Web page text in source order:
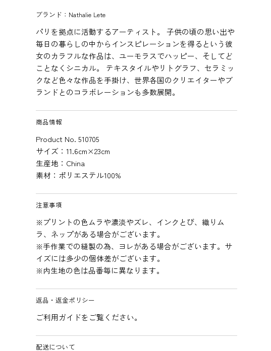
ブランド：Nathalie Lete
パリを拠点に活動するアーティスト。 子供の頃の思い出や
毎日の暮らしの中からインスピレーションを得るという彼
女のカラフルな作品は、ユーモラスでハッピー、そしてど
ことなくシニカル。 テキスタイルやリトグラフ、セラミッ
クなど色々な作品を手掛け、世界各国のクリエイターやブ
ランドとのコラボレーションも多数展開。
商品情報
Product No. 510705
サイズ：11.6cm×23cm
生産地：China
素材：ポリエステル100%
注意事項
※プリントの色ムラや濃淡やズレ、インクとび、織りム
ラ、ネップがある場合がございます。
※手作業での縫製の為、ヨレがある場合がございます。サ
イズには多少の個体差がございます。
※内生地の色は品番毎に異なります。
返品・返金ポリシー
ご利用ガイドをご覧ください。
配送について